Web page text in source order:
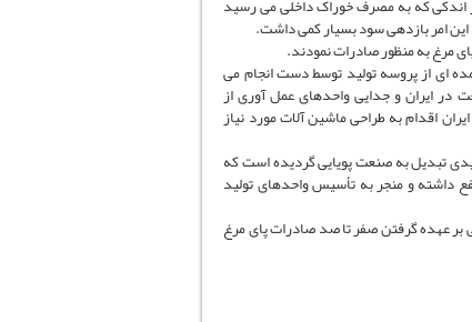
امر بازدهی سود بسیار کمی داشت.
مرغ به منظور صادرات نمودند.
ای از پروسه تولید توسط دست انجام می
در ایران و جدایی واحدهای عمل آوری از
اقدام به طراحی ماشین آلات مورد نیاز
تبدیل به صنعت پویایی گردیده است که
داشته و منجر به تأسیس واحدهای تولید
بر عهده گرفتن صفر تا صد صادرات پای مرغ